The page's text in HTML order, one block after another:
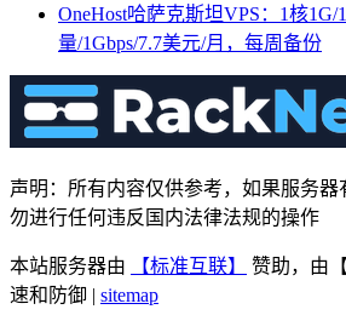
OneHost哈萨克斯坦VPS：1核1G/
量/1Gbps/7.7美元/月，每周备份
声明：所有内容仅供参考，如果服务
勿进行任何违反国内法律法规的操作
本站服务器由 【标准互联】 赞助，由【
速和防御 | sitemap